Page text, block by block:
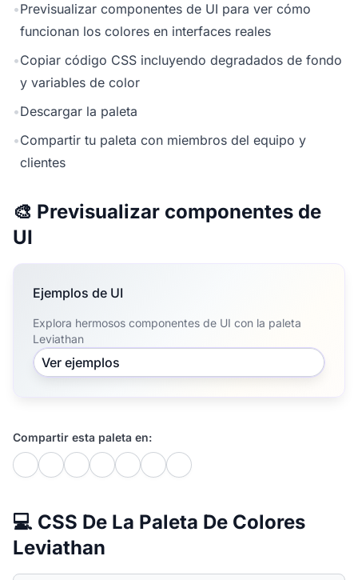
•Previsualizar componentes de UI para ver cómo
funcionan los colores en interfaces reales
•Copiar código CSS incluyendo degradados de fondo
y variables de color
•Descargar la paleta
•Compartir tu paleta con miembros del equipo y
clientes
🎨 Previsualizar componentes de
UI
Ejemplos de UI
Explora hermosos componentes de UI con la paleta
Leviathan
Ver ejemplos
Compartir esta paleta en:
💻 CSS De La Paleta De Colores
Leviathan